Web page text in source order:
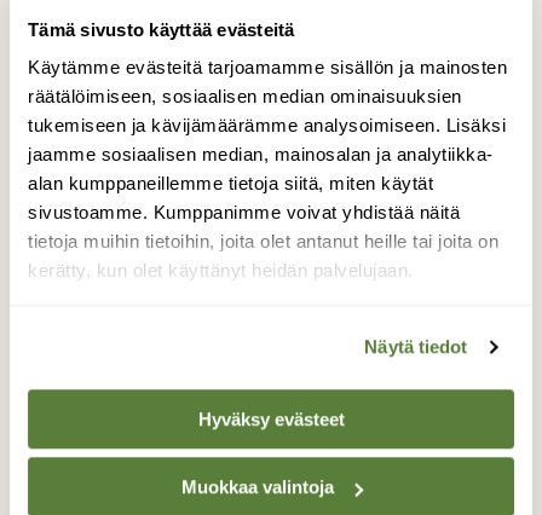
Tämä sivusto käyttää evästeitä
Käytämme evästeitä tarjoamamme sisällön ja mainosten
räätälöimiseen, sosiaalisen median ominaisuuksien
tukemiseen ja kävijämäärämme analysoimiseen. Lisäksi
jaamme sosiaalisen median, mainosalan ja analytiikka-
alan kumppaneillemme tietoja siitä, miten käytät
sivustoamme. Kumppanimme voivat yhdistää näitä
tietoja muihin tietoihin, joita olet antanut heille tai joita on
kerätty, kun olet käyttänyt heidän palvelujaan.
Näytä tiedot
Hyväksy evästeet
Muokkaa valintoja
Korpit rimpsalla
Muuten niin hiljaisessa luonnossa kuului
korppien kronksuntaa
TAKAISIN LISTAAN